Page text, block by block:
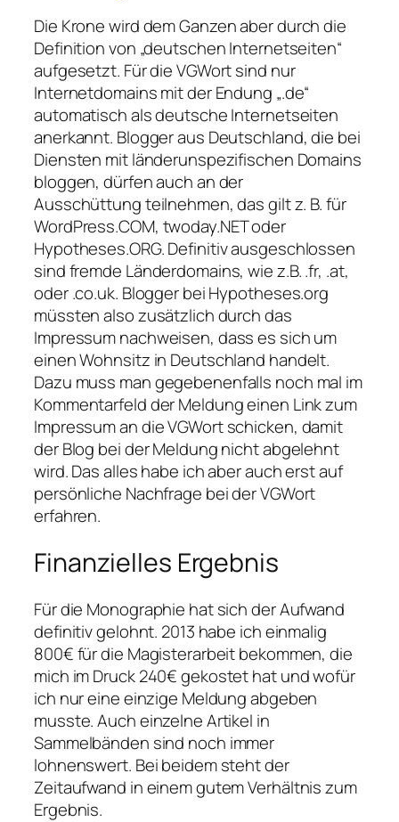
Die Krone wird dem Ganzen aber durch die
Definition von „deutschen Internetseiten“
aufgesetzt. Für die VGWort sind nur
Internetdomains mit der Endung „.de“
automatisch als deutsche Internetseiten
anerkannt. Blogger aus Deutschland, die bei
Diensten mit länderunspezifischen Domains
bloggen, dürfen auch an der
Ausschüttung teilnehmen, das gilt z. B. für
WordPress.COM, twoday.NET oder
Hypotheses.ORG. Definitiv ausgeschlossen
sind fremde Länderdomains, wie z.B. .fr, .at,
oder .co.uk. Blogger bei Hypotheses.org
müssten also zusätzlich durch das
Impressum nachweisen, dass es sich um
einen Wohnsitz in Deutschland handelt.
Dazu muss man gegebenenfalls noch mal im
Kommentarfeld der Meldung einen Link zum
Impressum an die VGWort schicken, damit
der Blog bei der Meldung nicht abgelehnt
wird. Das alles habe ich aber auch erst auf
persönliche Nachfrage bei der VGWort
erfahren.
Finanzielles Ergebnis
Für die Monographie hat sich der Aufwand
definitiv gelohnt. 2013 habe ich einmalig
800€ für die Magisterarbeit bekommen, die
mich im Druck 240€ gekostet hat und wofür
ich nur eine einzige Meldung abgeben
musste. Auch einzelne Artikel in
Sammelbänden sind noch immer
lohnenswert. Bei beidem steht der
Zeitaufwand in einem gutem Verhältnis zum
Ergebnis.